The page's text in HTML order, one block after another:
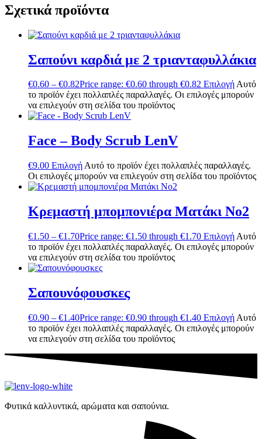
Σχετικά προϊόντα
Σαπούνι καρδιά με 2 τριανταφυλλάκια
€0.60 – €0.82Price range: €0.60 through €0.82 ΕπιλογήΑυτό
το προϊόν έχει πολλαπλές παραλλαγές. Οι επιλογές μπορούν
να επιλεγούν στη σελίδα του προϊόντος
Face – Body Scrub LenV
€9.00 Επιλογή Αυτό το προϊόν έχει πολλαπλές παραλλαγές.
Οι επιλογές μπορούν να επιλεγούν στη σελίδα του προϊόντος
Κρεμαστή μπομπονιέρα Ματάκι Νο2
€1.50 – €1.70Price range: €1.50 through €1.70 Επιλογή Αυτό
το προϊόν έχει πολλαπλές παραλλαγές. Οι επιλογές μπορούν
να επιλεγούν στη σελίδα του προϊόντος
Σαπουνόφουσκες
€0.90 – €1.40Price range: €0.90 through €1.40 Επιλογή Αυτό
το προϊόν έχει πολλαπλές παραλλαγές. Οι επιλογές μπορούν
να επιλεγούν στη σελίδα του προϊόντος
Φυτικά καλλυντικά, αρώματα και σαπούνια.